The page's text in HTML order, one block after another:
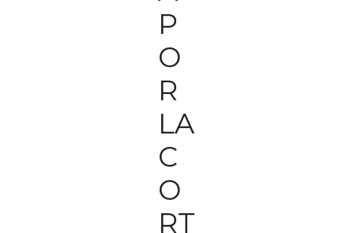
P
O
R
LA
C
O
RT